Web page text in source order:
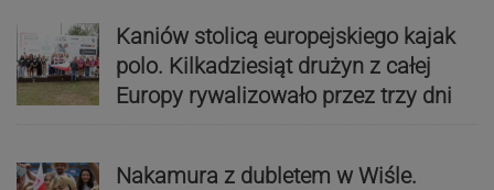
Kaniów stolicą europejskiego kajak
polo. Kilkadziesiąt drużyn z całej
Europy rywalizowało przez trzy dni
Nakamura z dubletem w Wiśle.